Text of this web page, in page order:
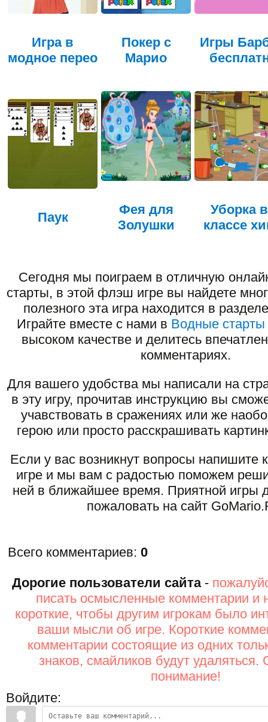
Игра в
модное перео
Покер с
Марио
Игры
Паук
Фея для
Золушки
Уборка в
классе
Сегодня мы поиграем в отличную
старты, в этой флэш игре вы найдете
полезного эта игра находится в
Играйте вместе с нами в Водные старты
высоком качестве и делитесь
комментариях.
Для вашего удобства мы написали на
в эту игру, прочитав инструкцию вы
учавствовать в сражениях или же
герою или просто расскрашивать
Если у вас возникнут вопросы напишите
игре и мы вам с радостью поможем
ней в ближайшее время. Приятной игры
пожаловать на сайт
Всего комментариев: 0
Дорогие пользователи сайта-
писать осмысленные комментарии и
короткие, чтобы другим игрокам было
ваши мысли об игре. Короткие
комментарии состоящие из одних
знаков, смайликов будут удаляться.
понимание!
Войдите: